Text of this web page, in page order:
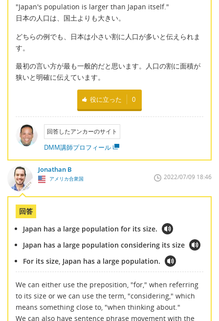
"Japan's population is larger than Japan itself."
日本の人口は、国土よりも大きい。
どちらの例でも、日本は小さい割に人口が多いと伝えられま
す。
最初の言い方が最も一般的だと思います。人口の割に面積が
狭いと明確に伝えています。
役に立った 0
回答したアンカーのサイト
DMM講師プロフィール
Jonathan B
アメリカ合衆国 2022/07/09 18:46
回答
Japan has a large population for its size.
Japan has a large population considering its size
For its size, Japan has a large population.
We can either use the preposition, "for," when referring
to its size or we can use the term, "considering," which
means something close to, "when thinking about."
We can also have sentence phrase movement with the